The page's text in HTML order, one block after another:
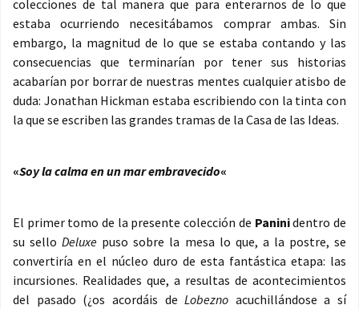
colecciones de tal manera que para enterarnos de lo que
estaba ocurriendo necesitábamos comprar ambas. Sin
embargo, la magnitud de lo que se estaba contando y las
consecuencias que terminarían por tener sus historias
acabarían por borrar de nuestras mentes cualquier atisbo de
duda: Jonathan Hickman estaba escribiendo con la tinta con
la que se escriben las grandes tramas de la Casa de las Ideas.
«Soy la calma en un mar embravecido«
El primer tomo de la presente colección de Paninidentro de
su selloDeluxe puso sobre la mesa lo que, a la postre, se
convertiría en el núcleo duro de esta fantástica etapa: las
incursiones. Realidades que, a resultas de acontecimientos
del pasado (¿os acordáis deLobezno acuchillándose a sí